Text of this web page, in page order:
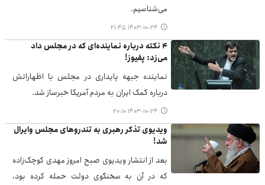
می‌شناسیم.
۱۴۰۳-۱۰-۲۴ ۲۱:۴۵
۴ نکته درباره نماینده‌ای که در مجلس داد
می‌زد: پفیوز!
نماینده جبهه پایداری در مجلس با اظهاراتش
درباره کمک ایران به مردم آمریکا خبرساز شد.
۱۴۰۳-۱۰-۲۴ ۲۰:۱۰
ویدیوی تذکر رهبری به تندروهای مجلس وایرال
شد!
بعد از انتشار ویدیوی صبح امروز مهدی کوچک‌زاده
که در آن به سخنگوی دولت حمله کرده بود،